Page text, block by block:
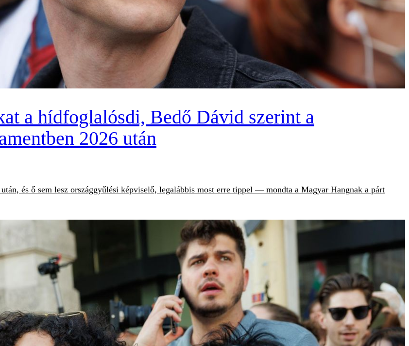
a hídfoglalósdi, Bedő Dávid szerint a
2026 után
és ő sem lesz országgyűlési képviselő, legalábbis most erre tippel — mondta a Magyar Hangnak a párt